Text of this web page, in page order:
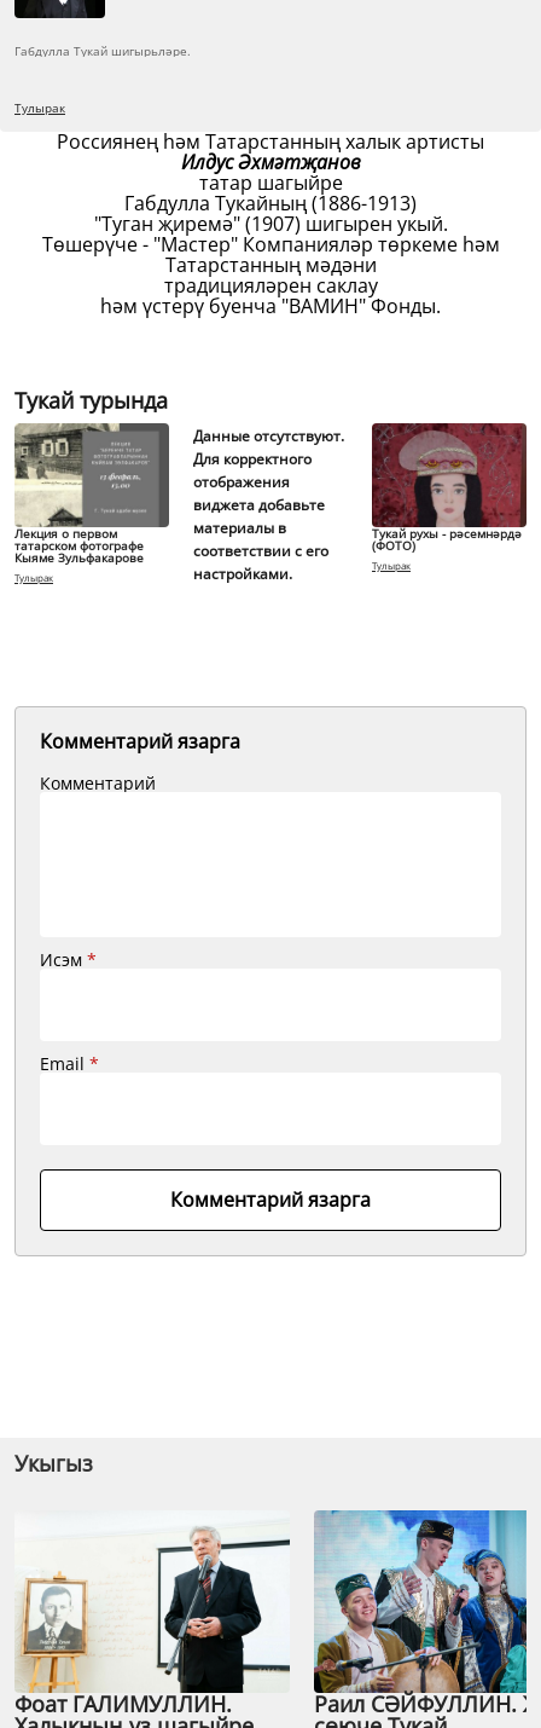
Габдулла Тукай шигырьләре.
Тулырак
Россиянең һәм Татарстанның халык артисты
Илдус Әхмәтҗанов
татар шагыйре
Габдулла Тукайның (1886-1913)
"Туган җиремә" (1907) шигырен укый.
Төшерүче - "Мастер" Компанияләр төркеме һәм
Татарстанның мәдәни
традицияләрен саклау
һәм үстерү буенча "ВАМИН" Фонды.
Тукай турында
Лекция о первом
татарском фотографе
Кыяме Зульфакарове
Тулырак
Данные отсутствуют.
Для корректного
отображения
виджета добавьте
материалы в
соответствии с его
настройками.
Тукай рухы - рәсемнәрдә
(ФОТО)
Тулырак
Комментарий язарга
Комментарий
Исэм *
Email *
Комментарий язарга
Укыгыз
Фоат ГАЛИМУЛЛИН. Раил СӘЙФУЛЛИН.